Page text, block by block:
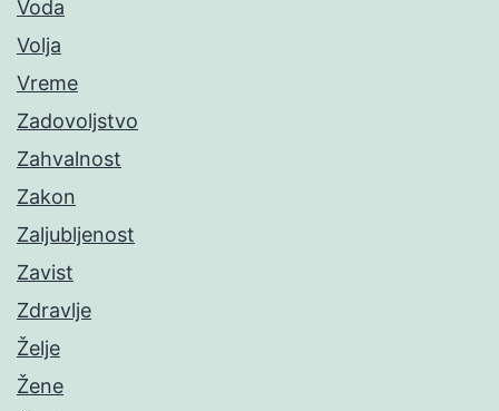
Voda
Volja
Vreme
Zadovoljstvo
Zahvalnost
Zakon
Zaljubljenost
Zavist
Zdravlje
Želje
Žene